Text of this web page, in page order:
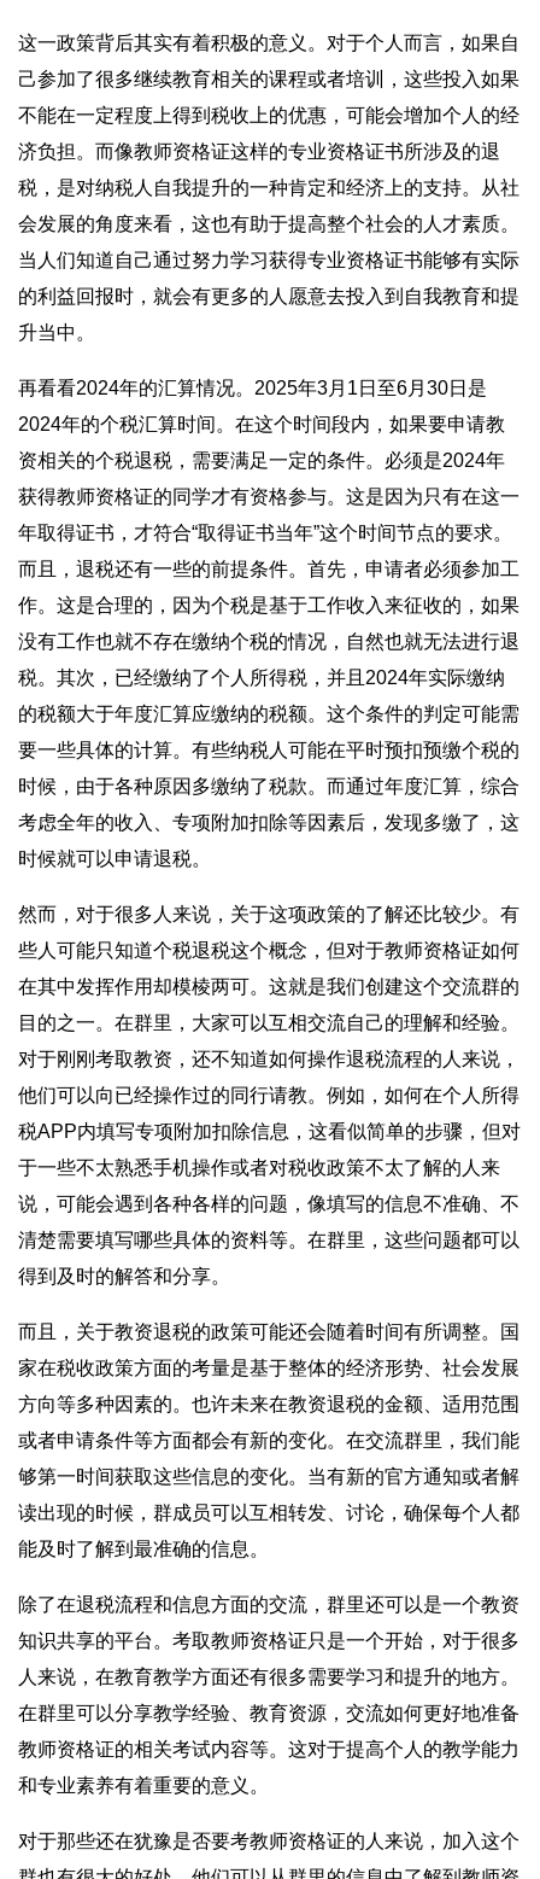
这一政策背后其实有着积极的意义。对于个人而言，如果自
己参加了很多继续教育相关的课程或者培训，这些投入如果
不能在一定程度上得到税收上的优惠，可能会增加个人的经
济负担。而像教师资格证这样的专业资格证书所涉及的退
税，是对纳税人自我提升的一种肯定和经济上的支持。从社
会发展的角度来看，这也有助于提高整个社会的人才素质。
当人们知道自己通过努力学习获得专业资格证书能够有实际
的利益回报时，就会有更多的人愿意去投入到自我教育和提
升当中。
再看看2024年的汇算情况。2025年3月1日至6月30日是
2024年的个税汇算时间。在这个时间段内，如果要申请教
资相关的个税退税，需要满足一定的条件。必须是2024年
获得教师资格证的同学才有资格参与。这是因为只有在这一
年取得证书，才符合“取得证书当年”这个时间节点的要求。
而且，退税还有一些的前提条件。首先，申请者必须参加工
作。这是合理的，因为个税是基于工作收入来征收的，如果
没有工作也就不存在缴纳个税的情况，自然也就无法进行退
税。其次，已经缴纳了个人所得税，并且2024年实际缴纳
的税额大于年度汇算应缴纳的税额。这个条件的判定可能需
要一些具体的计算。有些纳税人可能在平时预扣预缴个税的
时候，由于各种原因多缴纳了税款。而通过年度汇算，综合
考虑全年的收入、专项附加扣除等因素后，发现多缴了，这
时候就可以申请退税。
然而，对于很多人来说，关于这项政策的了解还比较少。有
些人可能只知道个税退税这个概念，但对于教师资格证如何
在其中发挥作用却模棱两可。这就是我们创建这个交流群的
目的之一。在群里，大家可以互相交流自己的理解和经验。
对于刚刚考取教资，还不知道如何操作退税流程的人来说，
他们可以向已经操作过的同行请教。例如，如何在个人所得
税APP内填写专项附加扣除信息，这看似简单的步骤，但对
于一些不太熟悉手机操作或者对税收政策不太了解的人来
说，可能会遇到各种各样的问题，像填写的信息不准确、不
清楚需要填写哪些具体的资料等。在群里，这些问题都可以
得到及时的解答和分享。
而且，关于教资退税的政策可能还会随着时间有所调整。国
家在税收政策方面的考量是基于整体的经济形势、社会发展
方向等多种因素的。也许未来在教资退税的金额、适用范围
或者申请条件等方面都会有新的变化。在交流群里，我们能
够第一时间获取这些信息的变化。当有新的官方通知或者解
读出现的时候，群成员可以互相转发、讨论，确保每个人都
能及时了解到最准确的信息。
除了在退税流程和信息方面的交流，群里还可以是一个教资
知识共享的平台。考取教师资格证只是一个开始，对于很多
人来说，在教育教学方面还有很多需要学习和提升的地方。
在群里可以分享教学经验、教育资源，交流如何更好地准备
教师资格证的相关考试内容等。这对于提高个人的教学能力
和专业素养有着重要的意义。
对于那些还在犹豫是否要考教师资格证的人来说，加入这个